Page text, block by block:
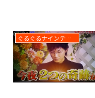
ぐるぐるナインティナイン